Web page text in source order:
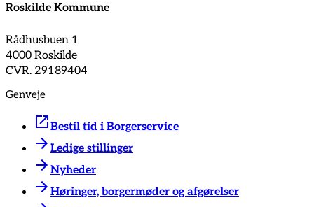
Roskilde Kommune
Rådhusbuen 1
4000 Roskilde
CVR. 29189404
Genveje
Bestil tid i Borgerservice
Ledige stillinger
Nyheder
Høringer, borgermøder og afgørelser